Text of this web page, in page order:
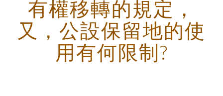
有權移轉的規定，
又，公設保留地的使
用有何限制?